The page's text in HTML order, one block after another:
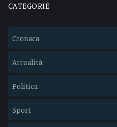
CATEGORIE
Cronaca
Attualità
Politica
Sport